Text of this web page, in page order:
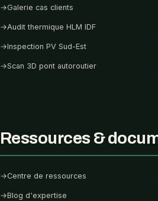
→Galerie cas clients
→Audit thermique HLM IDF
→Inspection PV Sud-Est
→Scan 3D pont autoroutier
Ressources &
→Centre de ressources
→Blog d'expertise